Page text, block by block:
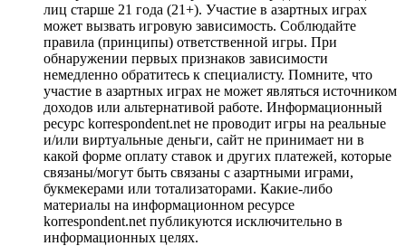
лиц старше 21 года (21+). Участие в азартных играх
может вызвать игровую зависимость. Соблюдайте
правила (принципы) ответственной игры. При
обнаружении первых признаков зависимости
немедленно обратитесь к специалисту. Помните, что
участие в азартных играх не может являться источником
доходов или альтернативой работе. Информационный
ресурс korrespondent.net не проводит игры на реальные
и/или виртуальные деньги, сайт не принимает ни в
какой форме оплату ставок и других платежей, которые
связаны/могут быть связаны с азартными играми,
букмекерами или тотализаторами. Какие-либо
материалы на информационном ресурсе
korrespondent.net публикуются исключительно в
информационных целях.